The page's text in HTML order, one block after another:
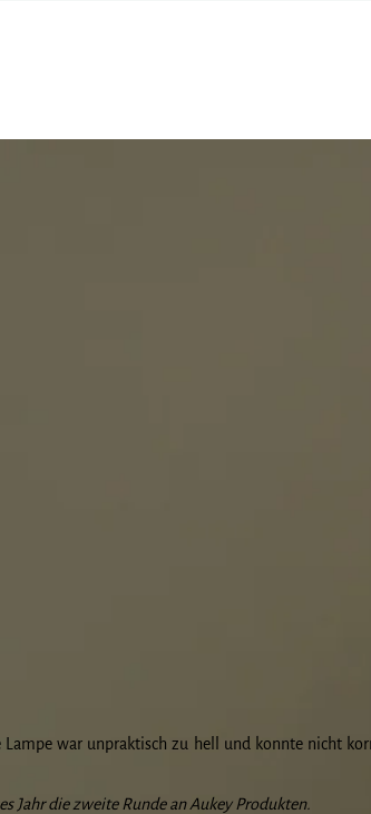
war unpraktisch zu hell und konnte nicht
Jahr die zweite Runde an Aukey Produkten.